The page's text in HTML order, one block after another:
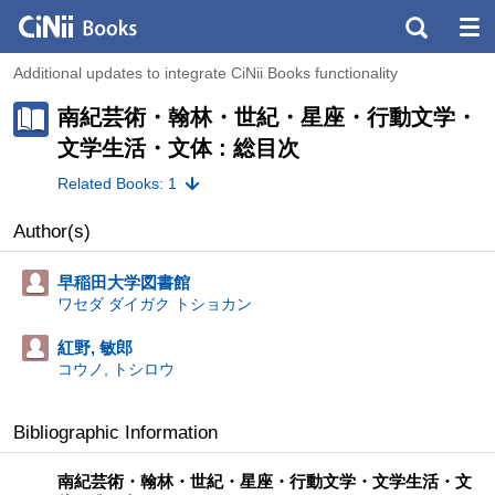
Additional updates to integrate CiNii Books functionality
南紀芸術・翰林・世紀・星座・行動文学・
文学生活・文体 : 総目次
Related Books: 1
Author(s)
早稲田大学図書館
ワセダ ダイガク トショカン
紅野, 敏郎
コウノ, トシロウ
Bibliographic Information
南紀芸術・翰林・世紀・星座・行動文学・文学生活・文